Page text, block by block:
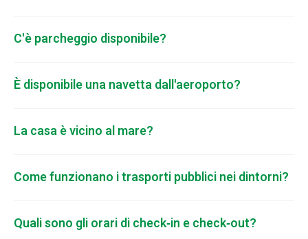
C'è parcheggio disponibile?
È disponibile una navetta dall'aeroporto?
La casa è vicino al mare?
Come funzionano i trasporti pubblici nei dintorni?
Quali sono gli orari di check‑in e check‑out?